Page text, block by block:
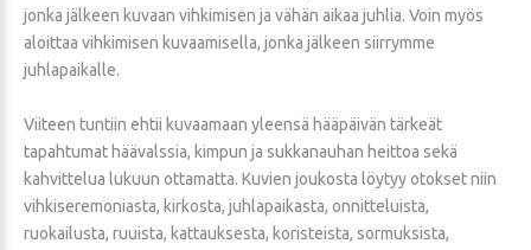
jonka jälkeen kuvaan vihkimisen ja vähän aikaa juhlia. Voin myös
aloittaa vihkimisen kuvaamisella, jonka jälkeen siirrymme
juhlapaikalle.
Viiteen tuntiin ehtii kuvaamaan yleensä hääpäivän tärkeät
tapahtumat häävalssia, kimpun ja sukkanauhan heittoa sekä
kahvittelua lukuun ottamatta. Kuvien joukosta löytyy otokset niin
vihkiseremoniasta, kirkosta, juhlapaikasta, onnitteluista,
ruokailusta, ruuista, kattauksesta, koristeista, sormuksista,